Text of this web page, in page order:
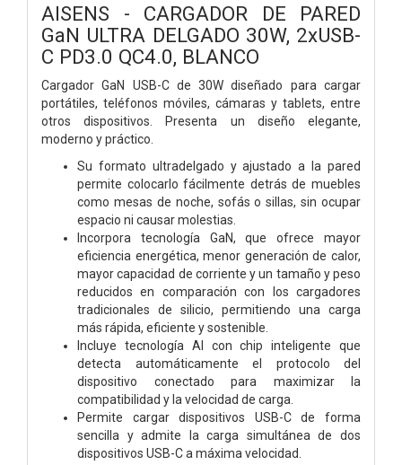
AISENS - CARGADOR DE PARED
GaN ULTRA DELGADO 30W, 2xUSB-
C PD3.0 QC4.0, BLANCO
Cargador GaN USB-C de 30W diseñado para cargar
portátiles, teléfonos móviles, cámaras y tablets, entre
otros dispositivos. Presenta un diseño elegante,
moderno y práctico.
Su formato ultradelgado y ajustado a la pared
permite colocarlo fácilmente detrás de muebles
como mesas de noche, sofás o sillas, sin ocupar
espacio ni causar molestias.
Incorpora tecnología GaN, que ofrece mayor
eficiencia energética, menor generación de calor,
mayor capacidad de corriente y un tamaño y peso
reducidos en comparación con los cargadores
tradicionales de silicio, permitiendo una carga
más rápida, eficiente y sostenible.
Incluye tecnología AI con chip inteligente que
detecta automáticamente el protocolo del
dispositivo conectado para maximizar la
compatibilidad y la velocidad de carga.
Permite cargar dispositivos USB-C de forma
sencilla y admite la carga simultánea de dos
dispositivos USB-C a máxima velocidad.